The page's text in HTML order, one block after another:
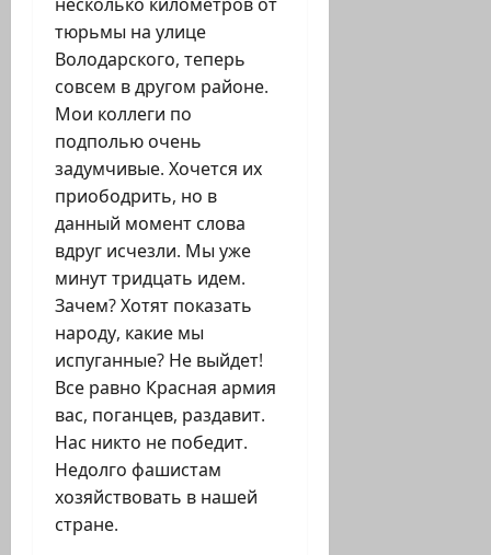
тюрьмы на улице
Володарского, теперь
совсем в другом районе.
Мои коллеги по
подполью очень
задумчивые. Хочется их
приободрить, но в
данный момент слова
вдруг исчезли. Мы уже
минут тридцать идем.
Зачем? Хотят показать
народу, какие мы
испуганные? Не выйдет!
Все равно Красная армия
вас, поганцев, раздавит.
Нас никто не победит.
Недолго фашистам
хозяйствовать в нашей
стране.